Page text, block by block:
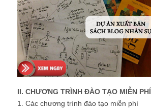
II. CHƯƠNG TRÌNH ĐÀO TẠO MIỄN PHÍ
1. Các chương trình đào tạo miễn phí